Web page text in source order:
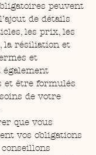
peuvent
de détails
les prix, les
la résiliation et
et
et être formulés
de votre
que vous
vos obligations